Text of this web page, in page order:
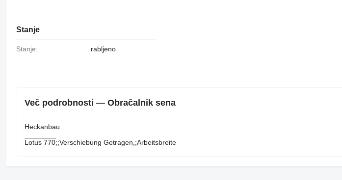
Stanje
Stanje: rabljeno
Več podrobnosti — Obračalnik sena
Heckanbau
Lotus ​​​​​​​​​‌‌​​​​‌​​​​​​​​​‌‌‌​‌​‌​​​​​​​​​‌‌‌​‌​​​​​​​​​​​‌‌​‌‌‌‌​​​​​​​​​‌‌​‌‌​​​​​​​​​​​‌‌​‌​​‌​​​​​​​​​‌‌​‌‌‌​​​​​​​​​​‌‌​​‌​‌770;;Verschiebung Getragen,;Arbeitsbreite